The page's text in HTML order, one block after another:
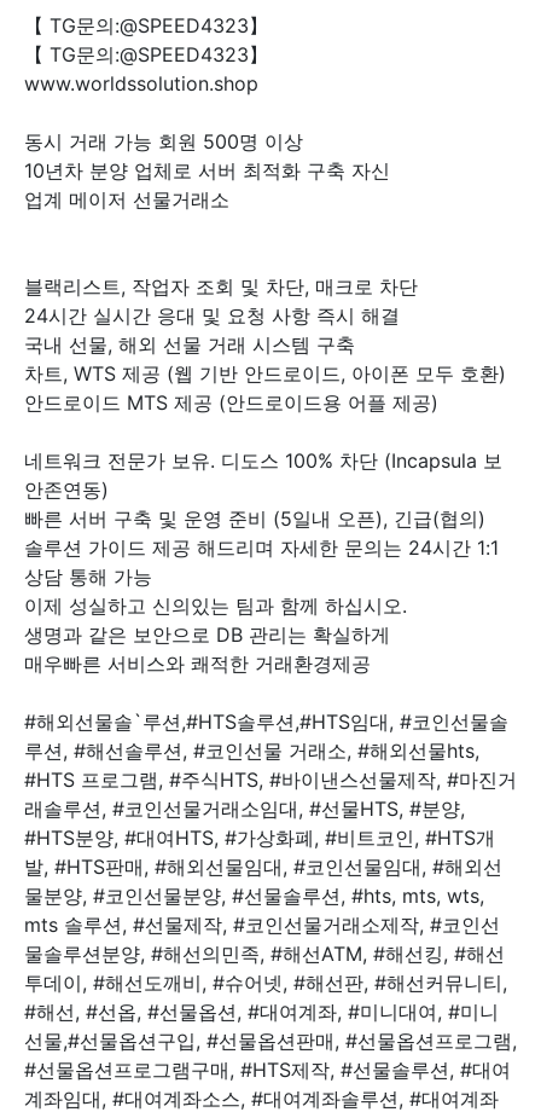
【 TG문의:@SPEED4323】
【 TG문의:@SPEED4323】
www.worldssolution.shop
동시 거래 가능 회원 500명 이상
10년차 분양 업체로 서버 최적화 구축 자신
업계 메이저 선물거래소
블랙리스트, 작업자 조회 및 차단, 매크로 차단
24시간 실시간 응대 및 요청 사항 즉시 해결
국내 선물, 해외 선물 거래 시스템 구축
차트, WTS 제공 (웹 기반 안드로이드, 아이폰 모두 호환)
안드로이드 MTS 제공 (안드로이드용 어플 제공)
네트워크 전문가 보유. 디도스 100% 차단 (Incapsula 보
안존연동)
빠른 서버 구축 및 운영 준비 (5일내 오픈), 긴급(협의)
솔루션 가이드 제공 해드리며 자세한 문의는 24시간 1:1
상담 통해 가능
이제 성실하고 신의있는 팀과 함께 하십시오.
생명과 같은 보안으로 DB 관리는 확실하게
매우빠른 서비스와 쾌적한 거래환경제공
#해외선물솔`루션,#HTS솔루션,#HTS임대, #코인선물솔
루션, #해선솔루션, #코인선물 거래소, #해외선물hts,
#HTS 프로그램, #주식HTS, #바이낸스선물제작, #마진거
래솔루션, #코인선물거래소임대, #선물HTS, #분양,
#HTS분양, #대여HTS, #가상화폐, #비트코인, #HTS개
발, #HTS판매, #해외선물임대, #코인선물임대, #해외선
물분양, #코인선물분양, #선물솔루션, #hts, mts, wts,
mts 솔루션, #선물제작, #코인선물거래소제작, #코인선
물솔루션분양, #해선의민족, #해선ATM, #해선킹, #해선
투데이, #해선도깨비, #슈어넷, #해선판, #해선커뮤니티,
#해선, #선옵, #선물옵션, #대여계좌, #미니대여, #미니
선물,#선물옵션구입, #선물옵션판매, #선물옵션프로그램,
#선물옵션프로그램구매, #HTS제작, #선물솔루션, #대여
계좌임대, #대여계좌소스, #대여계좌솔루션, #대여계좌